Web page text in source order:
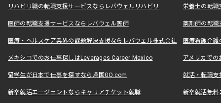
リハビリ職の転職支援サービスならレバウェルリハビリ 栄養士の転
医師の転職支援サービスならレバウェル医師 薬剤師の転
医療・ヘルスケア業界の課題解決支援ならレバウェル株式会社 医療看護介
メキシコでのお仕事探しはLeverages Career Mexico アメリカで
留学生が日本で仕事を探すなら帰国GO.com 就活・転職
新卒就活エージェントならキャリアチケット就職 新卒就活無料